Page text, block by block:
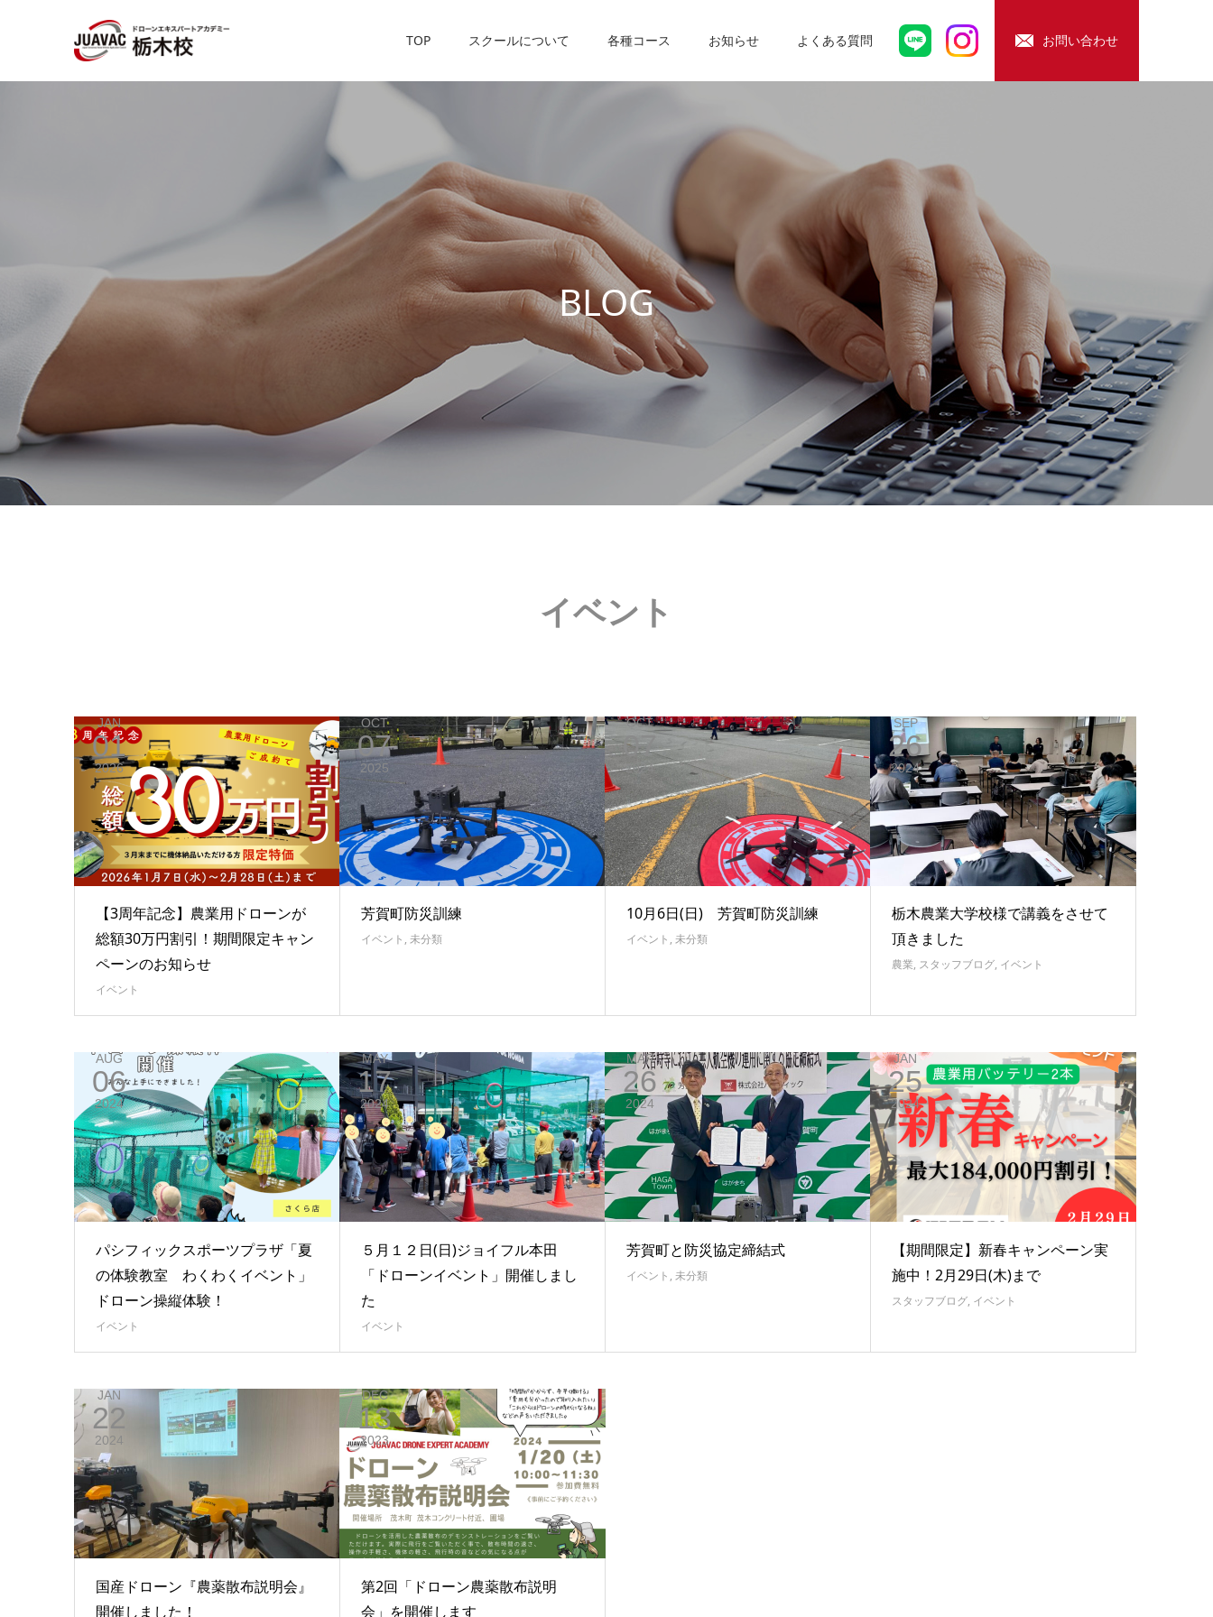
TOP スクールについて 各種コース お知らせ よくある質問 お問い合わせ
BLOG
イベント
JAN
01
2026
【3周年記念】農業用ドローンが
総額30万円割引！期間限定キャン
ペーンのお知らせ
イベント
OCT
07
2025
芳賀町防災訓練
イベント , 未分類
OCT
07
2024
10月6日(日) 芳賀町防災訓練
イベント , 未分類
SEP
26
2024
栃木農業大学校様で講義をさせて
頂きました
農業, スタッフブログ, イベント
AUG
06
2024
パシフィックスポーツプラザ「夏
の体験教室 わくわくイベント」
ドローン操縦体験！
イベント
MAY
17
2024
５月１２日(日)ジョイフル本田
「ドローンイベント」開催しまし
た
イベント
MAR
26
2024
芳賀町と防災協定締結式
イベント , 未分類
JAN
25
2024
【期間限定】新春キャンペーン実
施中！2月29日(木)まで
スタッフブログ, イベント
JAN
22
2024
国産ドローン『農薬散布説明会』
開催しました！
DEC
13
2023
第2回「ドローン農薬散布説明
会」を開催します